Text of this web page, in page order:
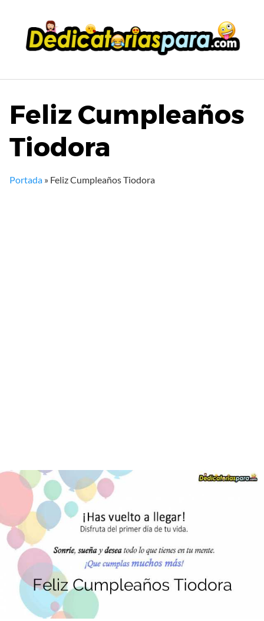
contenido
Feliz Cumpleaños
Tiodora
Portada » Feliz Cumpleaños Tiodora